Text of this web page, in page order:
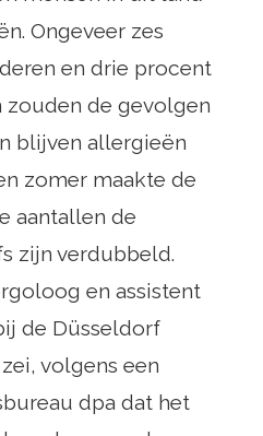
Ongeveer zes
en drie procent
zouden de gevolgen
blijven allergieën
zomer maakte de
aantallen de
zijn verdubbeld.
en assistent
de Düsseldorf
volgens een
dpa dat het